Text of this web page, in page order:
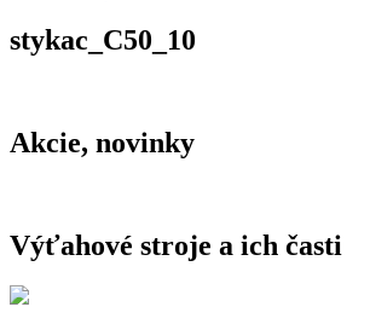
stykac_C50_10
Akcie, novinky
Výťahové stroje a ich časti